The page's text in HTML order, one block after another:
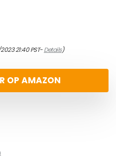
21:40 PST-Details)
OP AMAZON